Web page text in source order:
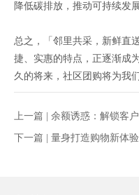
降低碳排放，推动可持续发展
总之，「邻里共采，新鲜直
捷、实惠的特点，正逐渐成
久的将来，社区团购将为我
上一篇 | 余额诱惑：解锁客
下一篇 | 量身打造购物新体